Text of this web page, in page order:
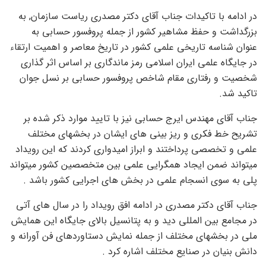
در ادامه با تاکیدات جناب آقای دکتر مصدری ریاست سازمان, به
بزرگداشت و حفظ مشاهیر کشور از جمله پروفسور حسابی به
عنوان شناسه تاریخی علمی کشور در تاریخ معاصر و اهمیت ارتقاء
در جایگاه علمی ایران اسلامی رمز ماندگاری بر اساس اثر گذاری
شخصیت و رفتاری مقام شاخص پروفسور حسابی بر نسل جوان
تاکید شد.
جناب آقای مهندس ایرج حسابی نیز با تایید موارد ذکر شده بر
تشریح خط فکری و ریز بینی های ایشان در بخشهای مختلف
علمی و تخصصی پرداختند و ابراز امیدواری کردند که این رویداد
میتواند ضمن ایجاد همگرایی علمی بین متخصصین کشور میتواند
پلی به سوی انسجام علمی در بخش های اجرایی کشور باشد .
جناب آقای دکتر مصدری در ادامه افق رویداد را در سال های آتی
در مجامع بین المللی دید و به پتانسیل بالای جایگاه این همایش
ملی در بخشهای مختلف از جمله نمایش دستاوردهای فن آورانه و
دانش بنیان در صنایع مختلف اشاره کرد .